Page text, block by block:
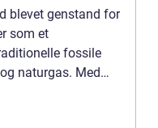
blevet genstand for
som et
fossile
naturgas. Med